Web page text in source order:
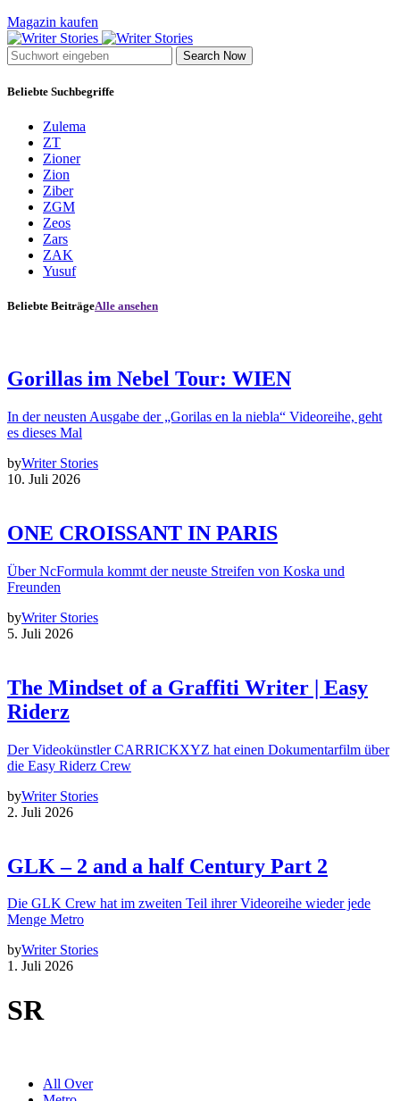
Magazin kaufen
Search Now
Beliebte Suchbegriffe
Zulema
ZT
Zioner
Zion
Ziber
ZGM
Zeos
Zars
ZAK
Yusuf
Beliebte BeiträgeAlle ansehen
Gorillas im Nebel Tour: WIEN
In der neusten Ausgabe der „Gorilas en la niebla“ Videoreihe, geht
es dieses Mal
byWriter Stories
10. Juli 2026
ONE CROISSANT IN PARIS
Über NcFormula kommt der neuste Streifen von Koska und
Freunden
byWriter Stories
5. Juli 2026
The Mindset of a Graffiti Writer | Easy
Riderz
Der Videokünstler CARRICKXYZ hat einen Dokumentarfilm über
die Easy Riderz Crew
byWriter Stories
2. Juli 2026
GLK – 2 and a half Century Part 2
Die GLK Crew hat im zweiten Teil ihrer Videoreihe wieder jede
Menge Metro
byWriter Stories
1. Juli 2026
SR
All Over